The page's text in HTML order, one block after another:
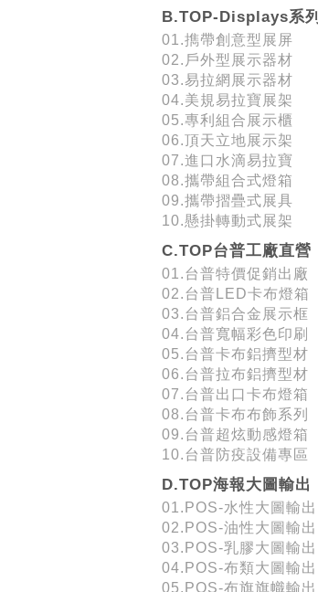
B.TOP-Displays系列
01.擕帶創意型展屏
02.戶外型展示器材
03.易拉網展示器材
04.美規易拉寶展架
05.專利組合展示櫃
06.頂天立地展示架
07.進口水滴易拉寶
08.攜帶組合式燈箱
09.攜帶摺疊式展具
10.懸掛轉動式展架
C.TOP台普工廠直營
01.台普特價促銷出廠
02.台普LED卡布燈箱
03.台普鋁合金展示框
04.台普寬幅彩色印刷
05.台普卡布鋁擠型材
06.台普拉布鋁擠型材
07.台普出口卡布燈箱
08.台普卡布布飾系列
09.台普超炫動感燈箱
10.台普防疫設備專區
D.TOP海報大圖輸出
01.POS-水性大圖輸出
02.POS-油性大圖輸出
03.POS-乳膠大圖輸出
04.POS-布類大圖輸出
05.POS-布旗旗幟輸出